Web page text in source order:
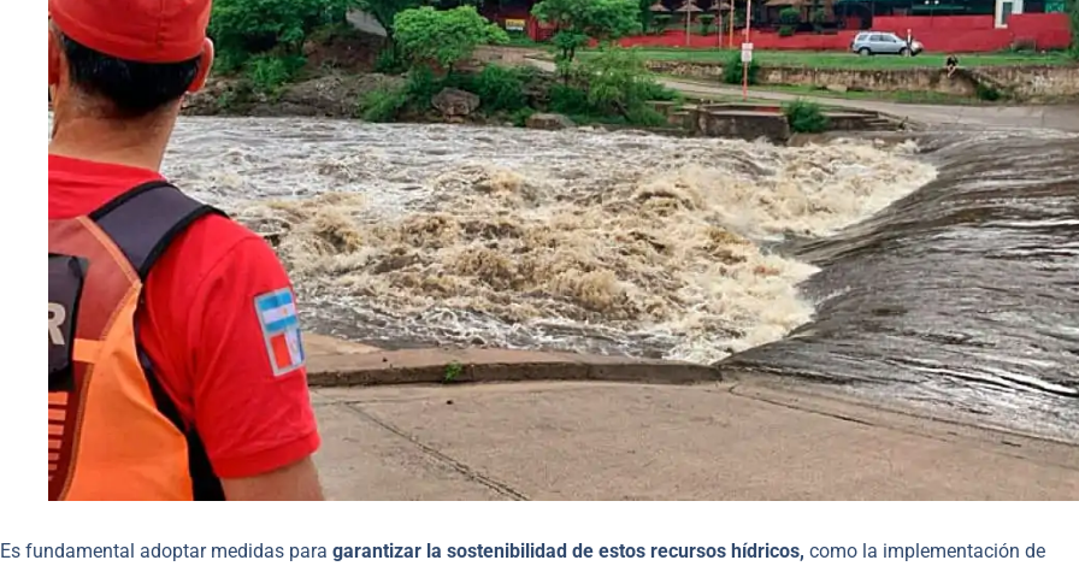
Es fundamental adoptar medidas para garantizar la sostenibilidad de estos recursos hídricos, como la implementación de